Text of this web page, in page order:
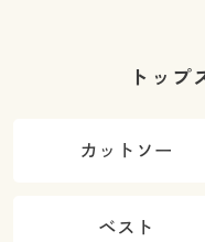
トップ
カットソー
ベスト